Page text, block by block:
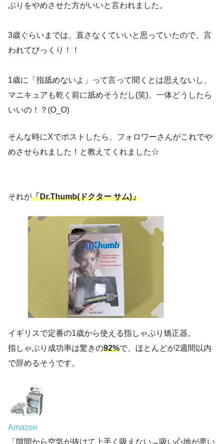
ぶりをやめさせた方がいいと言われました。
3歳ぐらいまでは、直さなくていいと思っていたので、言
われてびっくり！！
1歳に「指舐めないよ」って言って聞くとは思えないし、
マニキュアも乾く前に舐めそうだし(笑)、一体どうしたら
いいの！？(O_O)
そんな時にXでポストしたら、フォロワーさんがこれでや
めさせられました！と教えてくれました☆
それが「Dr.Thumb(ドクター サム)」
イギリスで定番の1歳から使える指しゃぶり矯正器。
指しゃぶり成功率は驚きの92%で、ほとんどが2週間以内
で辞めるそうです。
Amazon
「隙間から空気が抜けて上手く吸えない→吸い心地が悪い